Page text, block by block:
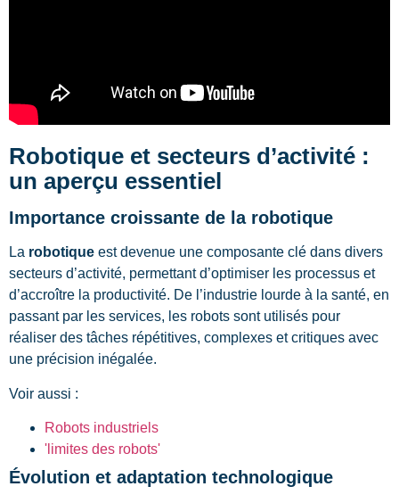
Robotique et secteurs d’activité :
un aperçu essentiel
Importance croissante de la robotique
La robotique est devenue une composante clé dans divers
secteurs d’activité, permettant d’optimiser les processus et
d’accroître la productivité. De l’industrie lourde à la santé, en
passant par les services, les robots sont utilisés pour
réaliser des tâches répétitives, complexes et critiques avec
une précision inégalée.
Voir aussi :
Robots industriels
'limites des robots'
Évolution et adaptation technologique